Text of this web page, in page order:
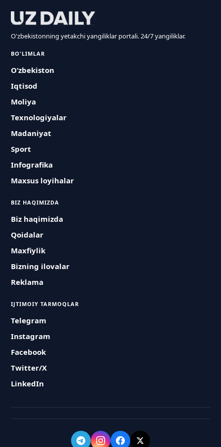
O'zbekistonning yetakchi yangiliklar portali. 24/7 yangiliklar.
BO'LIMLAR
O‘zbekiston
Iqtisod
Moliya
Texnologiyalar
Madaniyat
Sport
Infografika
Maxsus loyihalar
BIZ HAQIMIZDA
Biz haqimizda
Qoidalar
Maxfiylik
Bizning ilovalar
Reklama
IJTIMOIY TARMOQLAR
Telegram
Instagram
Facebook
Twitter/X
LinkedIn